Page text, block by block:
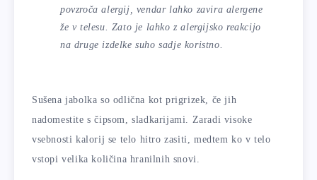
povzroča alergij, vendar lahko zavira alergene
že v telesu. Zato je lahko z alergijsko reakcijo
na druge izdelke suho sadje koristno.
Sušena jabolka so odlična kot prigrizek, če jih
nadomestite s čipsom, sladkarijami. Zaradi visoke
vsebnosti kalorij se telo hitro zasiti, medtem ko v telo
vstopi velika količina hranilnih snovi.